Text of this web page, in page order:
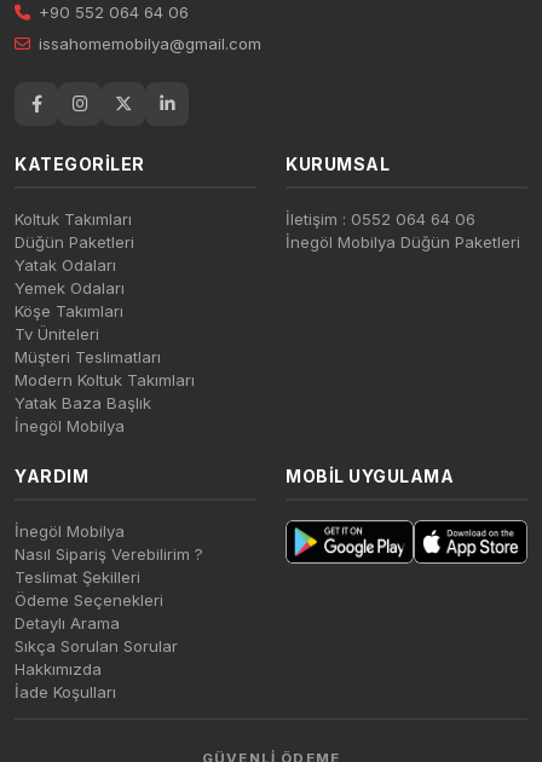
+90 552 064 64 06
issahomemobilya@gmail.com
KATEGORILER
Koltuk Takımları
Düğün Paketleri
Yatak Odaları
Yemek Odaları
Köşe Takımları
Tv Üniteleri
Müşteri Teslimatları
Modern Koltuk Takımları
Yatak Baza Başlık
İnegöl Mobilya
KURUMSAL
İletişim : 0552 064 64 06
İnegöl Mobilya Düğün Paketleri
YARDIM
İnegöl Mobilya
Nasıl Sipariş Verebilirim ?
Teslimat Şekilleri
Ödeme Seçenekleri
Detaylı Arama
Sıkça Sorulan Sorular
Hakkımızda
İade Koşulları
MOBIL UYGULAMA
GÜVENLI ÖDEME